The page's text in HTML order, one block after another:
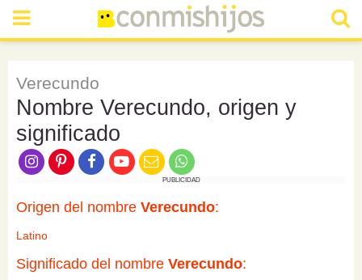
Verecundo
Nombre Verecundo, origen y
significado
PUBLICIDAD
Origen del nombre Verecundo:
Latino
Significado del nombre Verecundo: